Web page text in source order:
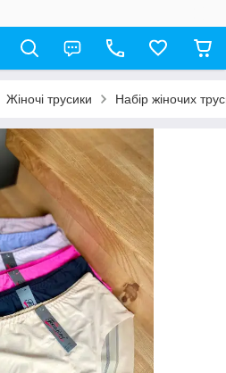
Жіночі трусики Набір жіночих